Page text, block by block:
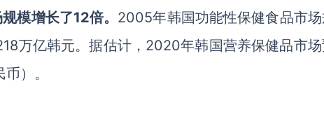
模增长了12倍。 2005年韩国功能性保健食品市
万亿韩元。据估计， 2020年韩国营养保健品市
）。